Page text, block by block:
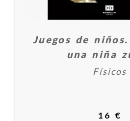
Juegos de
una niña
Físicos
16 €